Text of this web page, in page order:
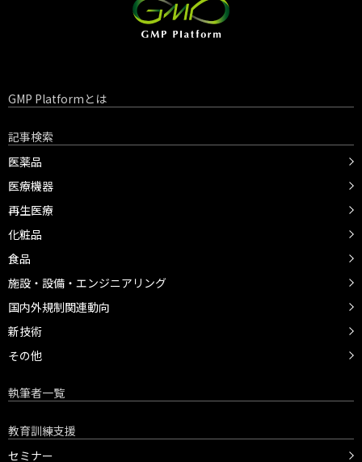
GMP Platformとは
記事検索
医薬品
医療機器
再生医療
化粧品
食品
施設・設備・エンジニアリング
国内外規制関連動向
新技術
その他
執筆者一覧
教育訓練支援
セミナー